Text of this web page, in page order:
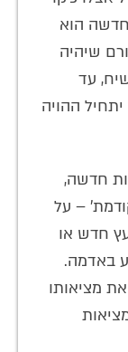
חדשה הוא
שיהיה
עד
ההויה
חדשה,
– על
חדש או
באדמה.
מציאותו